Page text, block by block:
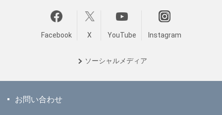
Facebook X YouTube Instagram
ソーシャル メディア
お問い合わせ